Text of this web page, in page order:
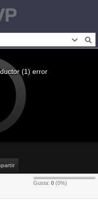
(1) error
Gusta: 0 (0%)